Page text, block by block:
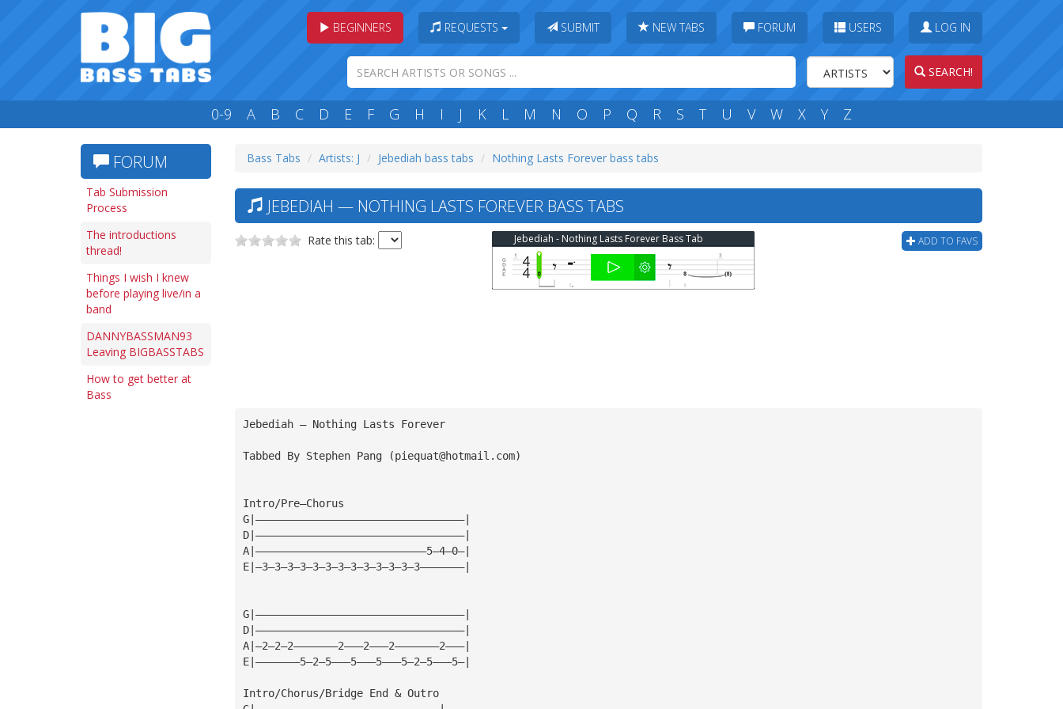
BEGINNERS REQUESTS SUBMIT NEW TABS FORUM USERS LOG IN
SEARCH!
0-9 A B C D E F G H I J K L M N O P Q R S T U V W X Y Z
FORUM
Tab Submission
Process
The introductions
thread!
Things I wish I knew
before playing live/in a
band
DANNYBASSMAN93
Leaving BIGBASSTABS
How to get better at
Bass
Bass Tabs Artists: J Jebediah bass tabs Nothing Lasts Forever bass tabs
JEBEDIAH — NOTHING LASTS FOREVER BASS TABS
Rate this tab: ADD TO FAVS
Jebediah - Nothing Lasts Forever Bass Tab
Jebediah — Nothing Lasts Forever
Tabbed By Stephen Pang (piequat@hotmail.com)
Intro/Pre—Chorus
G|—————————————————————————————————|
D|—————————————————————————————————|
A|———————————————————————————5—4—0—|
E|—3—3—3—3—3—3—3—3—3—3—3—3—3———————|
G|—————————————————————————————————|
D|—————————————————————————————————|
A|—2—2—2———————2———2———2———————2———|
E|———————5—2—5———5———5———5—2—5———5—|
Intro/Chorus/Bridge End & Outro